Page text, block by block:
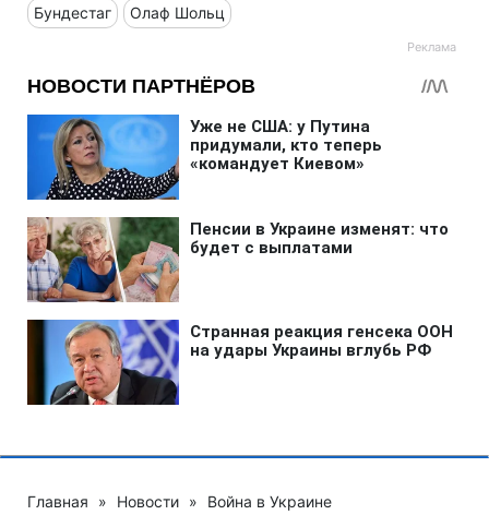
Бундестаг Олаф Шольц
Главная » Новости » Война в Украине